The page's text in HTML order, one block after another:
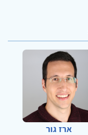
ארז גור